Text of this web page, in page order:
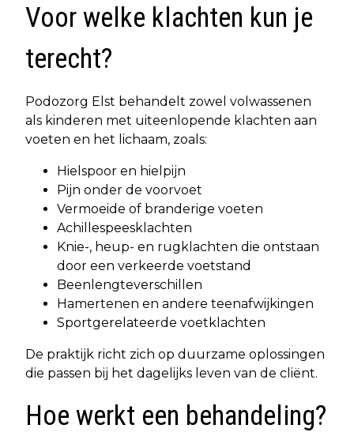
Voor welke klachten kun je
terecht?
Podozorg Elst behandelt zowel volwassenen
als kinderen met uiteenlopende klachten aan
voeten en het lichaam, zoals:
Hielspoor en hielpijn
Pijn onder de voorvoet
Vermoeide of branderige voeten
Achillespeesklachten
Knie-, heup- en rugklachten die ontstaan
door een verkeerde voetstand
Beenlengteverschillen
Hamertenen en andere teenafwijkingen
Sportgerelateerde voetklachten
De praktijk richt zich op duurzame oplossingen
die passen bij het dagelijks leven van de cliënt.
Hoe werkt een behandeling?